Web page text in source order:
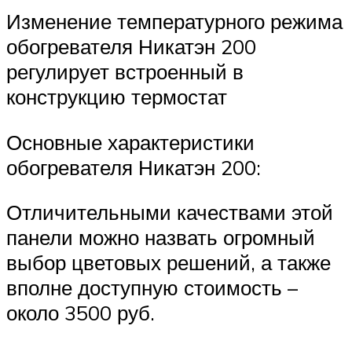
Изменение температурного режима
обогревателя Никатэн 200
регулирует встроенный в
конструкцию термостат
Основные характеристики
обогревателя Никатэн 200:
Отличительными качествами этой
панели можно назвать огромный
выбор цветовых решений, а также
вполне доступную стоимость –
около 3500 руб.